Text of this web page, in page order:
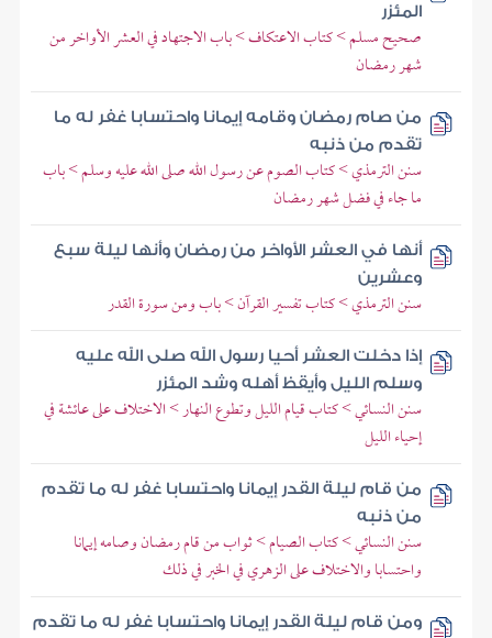
المئزر
صحيح مسلم > كتاب الاعتكاف > باب الاجتهاد في العشر الأواخر من
شهر رمضان
من صام رمضان وقامه إيمانا واحتسابا غفر له ما
تقدم من ذنبه
سنن الترمذي > كتاب الصوم عن رسول الله صلى الله عليه وسلم > باب
ما جاء في فضل شهر رمضان
أنها في العشر الأواخر من رمضان وأنها ليلة سبع
وعشرين
سنن الترمذي > كتاب تفسير القرآن > باب ومن سورة القدر
إذا دخلت العشر أحيا رسول الله صلى الله عليه
وسلم الليل وأيقظ أهله وشد المئزر
سنن النسائي > كتاب قيام الليل وتطوع النهار > الاختلاف على عائشة في
إحياء الليل
من قام ليلة القدر إيمانا واحتسابا غفر له ما تقدم
من ذنبه
سنن النسائي > كتاب الصيام > ثواب من قام رمضان وصامه إيمانا
واحتسابا والاختلاف على الزهري في الخبر في ذلك
ومن قام ليلة القدر إيمانا واحتسابا غفر له ما تقدم